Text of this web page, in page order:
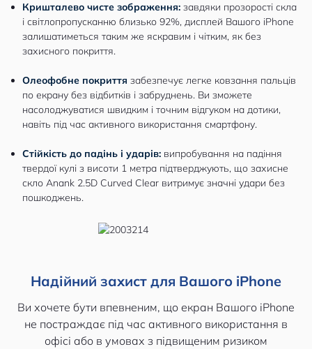
Кришталево чисте зображення: завдяки прозорості скла
і світлопропусканню близько 92%, дисплей Вашого iPhone
залишатиметься таким же яскравим і чітким, як без
захисного покриття.
Олеофобне покриття забезпечує легке ковзання пальців
по екрану без відбитків і забруднень. Ви зможете
насолоджуватися швидким і точним відгуком на дотики,
навіть під час активного використання смартфону.
Стійкість до падінь і ударів: випробування на падіння
твердої кулі з висоти 1 метра підтверджують, що захисне
скло Anank 2.5D Curved Clear витримує значні удари без
пошкоджень.
Надійний захист для Вашого iPhone
Ви хочете бути впевненим, що екран Вашого iPhone
не постраждає під час активного використання в
офісі або в умовах з підвищеним ризиком